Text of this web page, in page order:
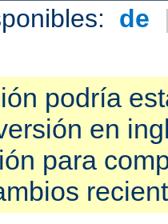
de
podría
en
para